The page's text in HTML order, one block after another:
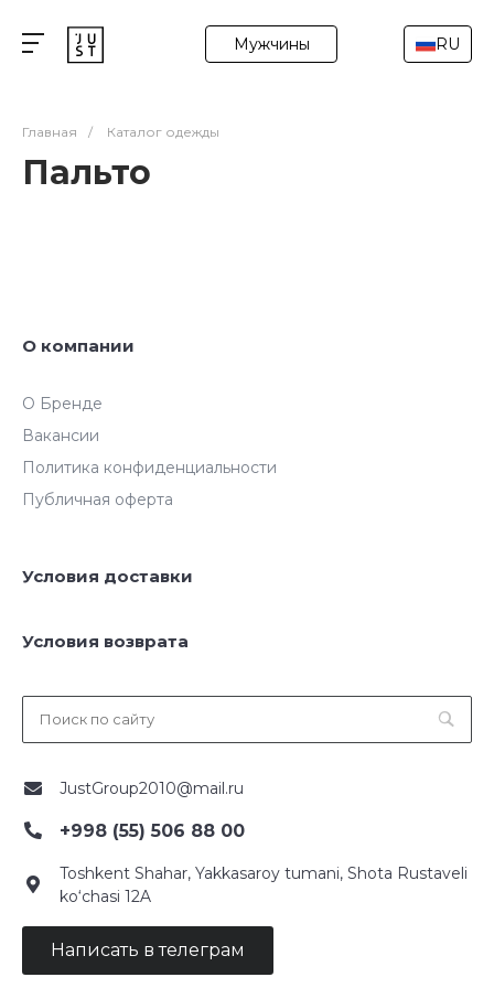
Мужчины RU
Главная / Каталог одежды
Пальто
О компании
О Бренде
Вакансии
Политика конфиденциальности
Публичная оферта
Условия доставки
Условия возврата
JustGroup2010@mail.ru
+998 (55) 506 88 00
Toshkent Shahar, Yakkasaroy tumani, Shota Rustaveli
ko‘chasi 12A
Написать в телеграм